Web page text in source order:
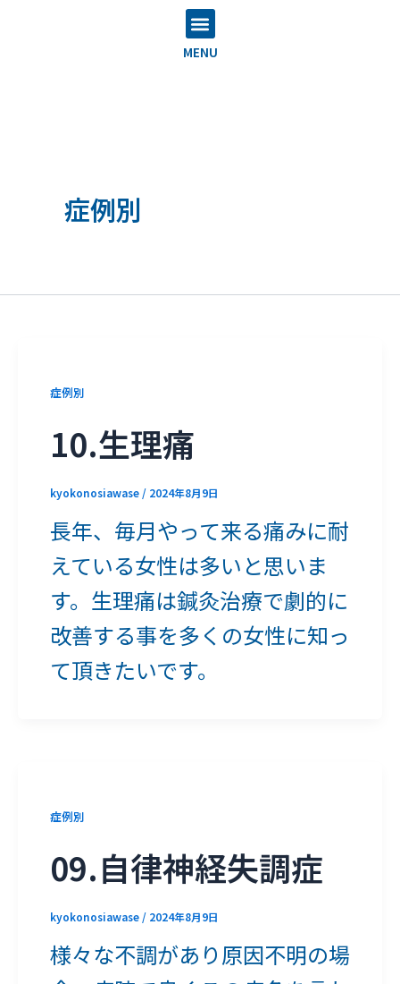
メ
ニ
MENU
症例別
症例別
10.生理痛
kyokonosiawase / 2024年8月9日
長年、毎月やって来る痛みに耐
えている女性は多いと思いま
す。生理痛は鍼灸治療で劇的に
改善する事を多くの女性に知っ
て頂きたいです。
症例別
09.自律神経失調症
kyokonosiawase / 2024年8月9日
様々な不調があり原因不明の場